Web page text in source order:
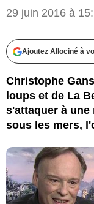
29 juin 2016 à
Ajoutez Allociné à
Christophe
loups et de La
s'attaquer à une
sous les mers,